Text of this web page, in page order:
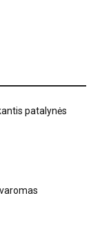
patalynės